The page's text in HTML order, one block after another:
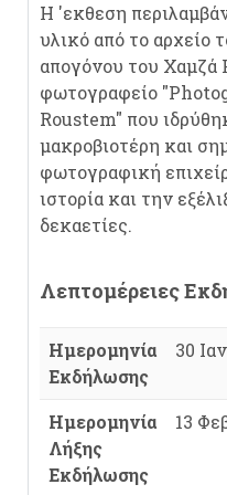
Η 'εκθεση
υλικό από το αρχείο
απογόνου του Χαμζά
φωτογραφείο
Roustem" που
μακροβιοτέρη και
φωτογραφική
ιστορία και την
δεκαετίες.
Λεπτομέρειες
Ημερομηνία
Εκδήλωσης
30
Ημερομηνία
Λήξης
Εκδήλωσης
13